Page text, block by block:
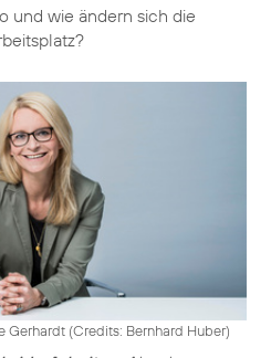
und wie ändern sich die
Gerhardt (Credits: Bernhard Huber)